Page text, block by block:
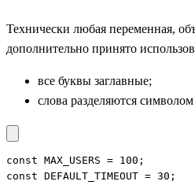
Технически любая переменная,
дополнительно принято
все буквы заглавные;
слова разделяются
const MAX_USERS = 100;
const DEFAULT_TIMEOUT = 30;